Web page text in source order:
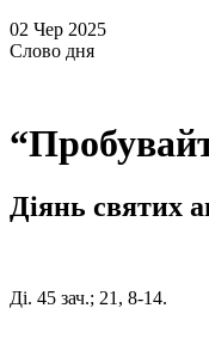
02 Чер 2025
Слово дня
Діянь святих
Ді. 45 зач.; 21, 8-14.